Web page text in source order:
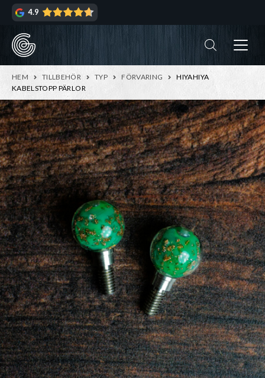
Hoppa
navigering
Hoppa
innehåll
4.9
HEM TILLBEHÖR TYP FÖRVARING
HIYAHIYA
KABELSTOPP PÄRLOR